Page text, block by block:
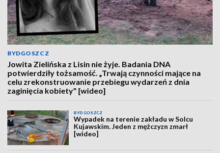
BYDGOSZCZ
Jowita Zielińska z Lisin nie żyje. Badania DNA
potwierdziły tożsamość. „Trwają czynności mające na
celu zrekonstruowanie przebiegu wydarzeń z dnia
zaginięcia kobiety" [wideo]
BYDGOSZCZ
Wypadek na terenie zakładu w Solcu
Kujawskim. Jeden z mężczyzn zmarł
[wideo]